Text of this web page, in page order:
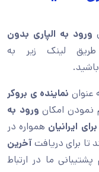
ورود به الپاری بدون
طریق لینک زیر به
عنوان نماینده ی بروکر
نمودن امکان ورود به
ایرانیان همواره در
تا برای دریافتآخرین
پشتیبانی ما در ارتباط